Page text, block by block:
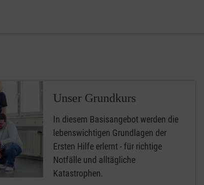
Unser Grundkurs
In diesem Basisangebot werden die
lebenswichtigen Grundlagen der
Ersten Hilfe erlernt - für richtige
Notfälle und alltägliche
Katastrophen.